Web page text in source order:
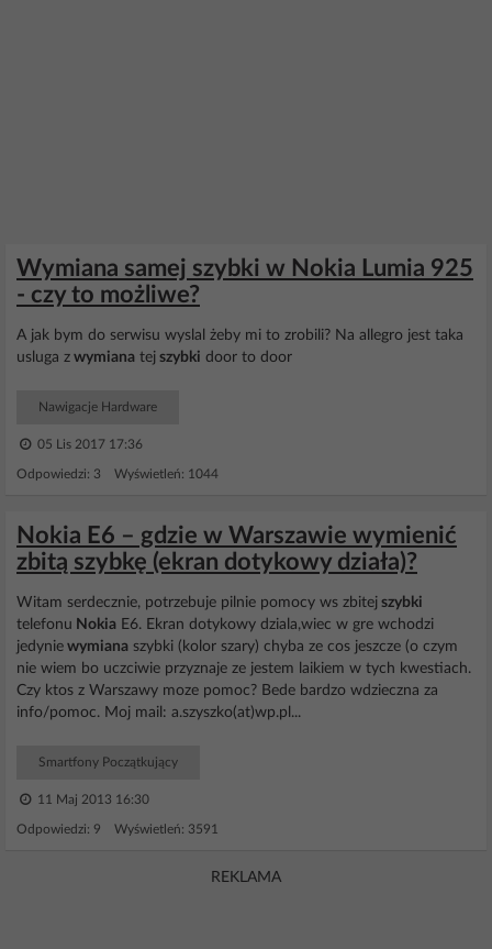
Wymiana samej szybki w Nokia Lumia 925
- czy to możliwe?
A jak bym do serwisu wyslal żeby mi to zrobili? Na allegro jest taka
usluga z wymiana tej szybki door to door
Nawigacje Hardware
05 Lis 2017 17:36
Odpowiedzi: 3 Wyświetleń: 1044
Nokia E6 – gdzie w Warszawie wymienić
zbitą szybkę (ekran dotykowy działa)?
Witam serdecznie, potrzebuje pilnie pomocy ws zbitej szybki
telefonu Nokia E6. Ekran dotykowy dziala,wiec w gre wchodzi
jedynie wymiana szybki (kolor szary) chyba ze cos jeszcze (o czym
nie wiem bo uczciwie przyznaje ze jestem laikiem w tych kwestiach.
Czy ktos z Warszawy moze pomoc? Bede bardzo wdzieczna za
info/pomoc. Moj mail: a.szyszko(at)wp.pl...
Smartfony Początkujący
11 Maj 2013 16:30
Odpowiedzi: 9 Wyświetleń: 3591
REKLAMA